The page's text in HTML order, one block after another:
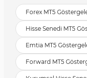
Forex MT5
Hisse Senedi MT5
Emtia MT5
Forward MT5